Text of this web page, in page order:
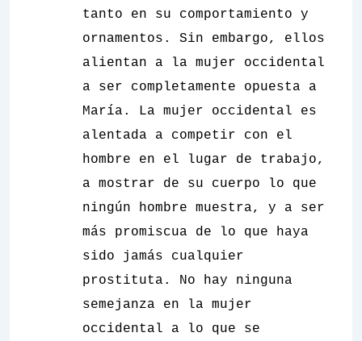
tanto en su comportamiento y
ornamentos. Sin embargo, ellos
alientan a la mujer occidental
a ser completamente opuesta a
María. La mujer occidental es
alentada a competir con el
hombre en el lugar de trabajo,
a mostrar de su cuerpo lo que
ningún hombre muestra, y a ser
más promiscua de lo que haya
sido jamás cualquier
prostituta. No hay ninguna
semejanza en la mujer
occidental a lo que se